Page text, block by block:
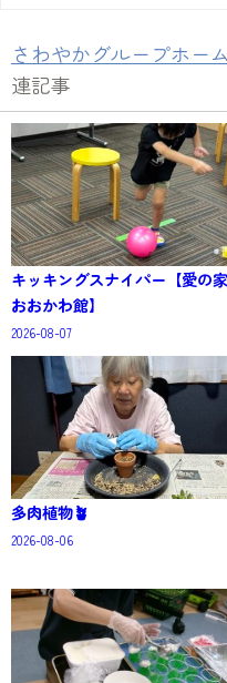
さわやかグループホー
連記事
キッキングスナイパー【愛の家
おおかわ館】
2026-08-07
多肉植物🪴
2026-08-06